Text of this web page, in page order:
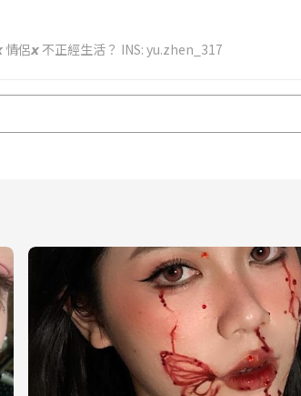
侶𝙭 不正經生活？ INS: yu.zhen_317